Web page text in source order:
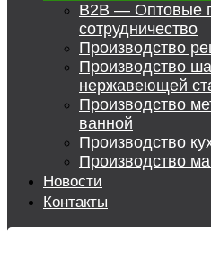
B2B — Оптовые
сотрудничество
Производство
Производство
нержавеющей
Производство
ванной
Производство
Производство
Новости
Контакты